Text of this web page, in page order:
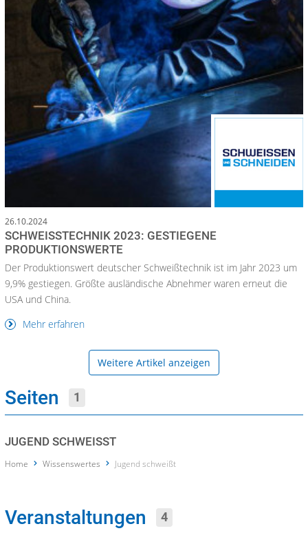
26.10.2024
SCHWEISSTECHNIK 2023: GESTIEGENE P
RODUKTIONSWERTE
Der Produktionswert deutscher Schweißtechnik ist im Jahr 2023 um
9,9% gestiegen. Größte ausländische Abnehmer waren erneut die
USA und China.
Mehr erfahren
Weitere Artikel anzeigen
Seiten 1
JUGEND SCHWEISST
Home Wissenswertes Jugend schweißt
Veranstaltungen 4